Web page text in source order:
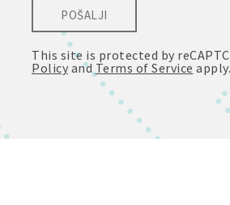
POŠALJI
This site is protected by
Policy and Terms of Service apply.